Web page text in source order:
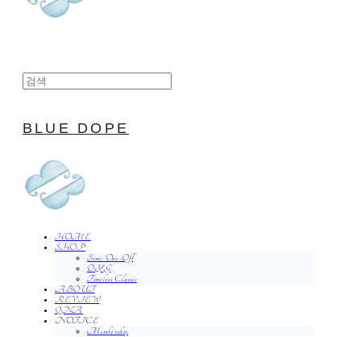
BLUE DOPE
HOME
SHOP
Semi-One-Off
O.Y.G
Timeless Classic
ABOUT
REVIEW
QNA
NOTICE
Membership